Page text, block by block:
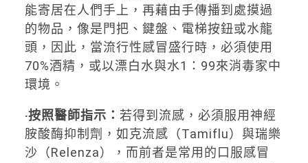
能寄居在人們手上，再藉由手傳播到處摸過
的物品，像是門把、鍵盤、電梯按鈕或水龍
頭，因此，當流行性感冒盛行時，必須使用
70%酒精，或以漂白水與水1：99來消毒家中
環境。
‧按照醫師指示： 若得到流感，必須服用神經
胺酸酶抑制劑，如克流感（Tamiflu）與瑞樂
沙（Relenza），而前者是常用的口服感冒